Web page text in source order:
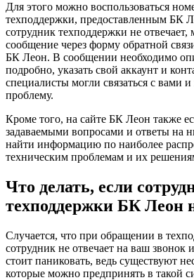
Для этого можно воспользоваться
техподдержки, предоставленным БК
сотрудник техподдержки не
сообщение через форму обратной
БК Леон. В сообщении необходимо
подробно, указать свой аккаунт и
специалисты могли связаться с вами
проблему.
Кроме того, на сайте БК Леон также
задаваемыми вопросами и ответы на
найти информацию по наиболее
техническим проблемам и их
Что делать, если
техподдержки БК Леон
Случается, что при обращении в
сотрудник не отвечает на ваш
стоит паниковать, ведь существуют
которые можно предпринять в такой